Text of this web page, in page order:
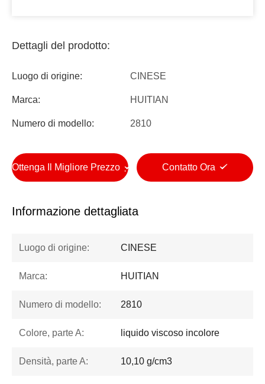
Dettagli del prodotto:
Luogo di origine: CINESE
Marca: HUITIAN
Numero di modello: 2810
Ottenga Il Migliore Prezzo Contatto Ora
Informazione dettagliata
Luogo di origine: CINESE
Marca: HUITIAN
Numero di modello: 2810
Colore, parte A: liquido viscoso incolore
Densità, parte A: 10,10 g/cm3